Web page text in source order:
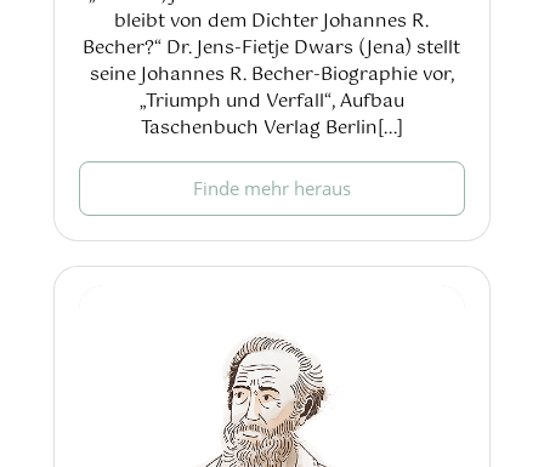
bleibt von dem Dichter Johannes R.
Becher?“ Dr. Jens-Fietje Dwars (Jena) stellt
seine Johannes R. Becher-Biographie vor,
„Triumph und Verfall“, Aufbau
Taschenbuch Verlag Berlin[...]
Finde mehr heraus